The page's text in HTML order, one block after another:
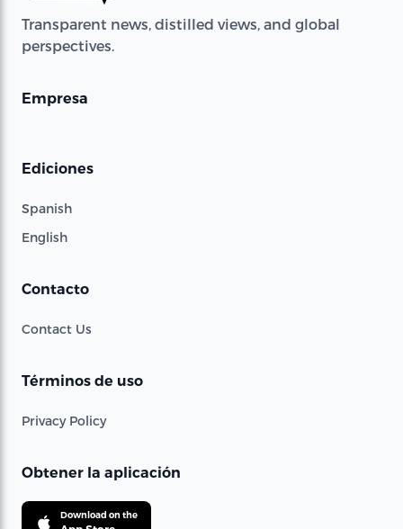
Transparent news, distilled views, and global
perspectives.
Empresa
Ediciones
Spanish
English
Contacto
Contact Us
Términos de uso
Privacy Policy
Obtener la aplicación
Download on the